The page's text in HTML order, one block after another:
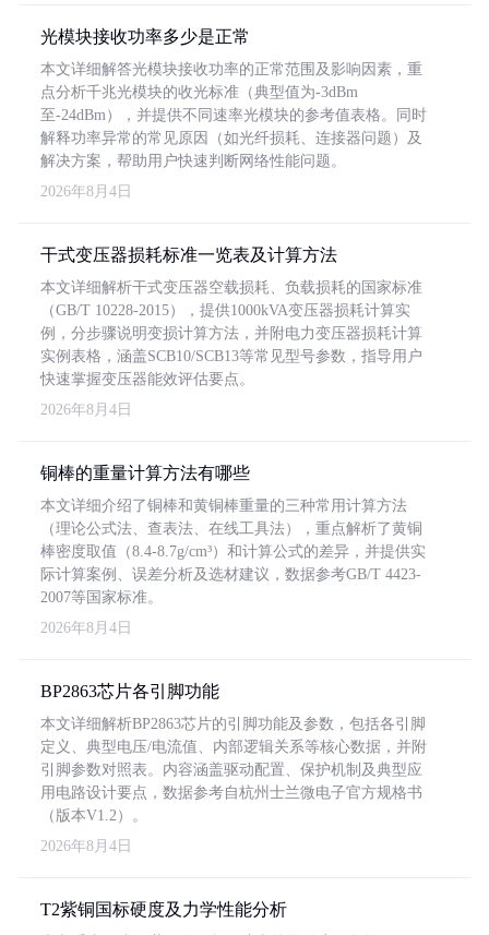
光模块接收功率多少是正常
本文详细解答光模块接收功率的正常范围及影响因素，重
点分析千兆光模块的收光标准（典型值为-3dBm
至-24dBm），并提供不同速率光模块的参考值表格。同时
解释功率异常的常见原因（如光纤损耗、连接器问题）及
解决方案，帮助用户快速判断网络性能问题。
2026年8月4日
干式变压器损耗标准一览表及计算方法
本文详细解析干式变压器空载损耗、负载损耗的国家标准
（GB/T 10228-2015），提供1000kVA变压器损耗计算实
例，分步骤说明变损计算方法，并附电力变压器损耗计算
实例表格，涵盖SCB10/SCB13等常见型号参数，指导用户
快速掌握变压器能效评估要点。
2026年8月4日
铜棒的重量计算方法有哪些
本文详细介绍了铜棒和黄铜棒重量的三种常用计算方法
（理论公式法、查表法、在线工具法），重点解析了黄铜
棒密度取值（8.4-8.7g/cm³）和计算公式的差异，并提供实
际计算案例、误差分析及选材建议，数据参考GB/T 4423-
2007等国家标准。
2026年8月4日
BP2863芯片各引脚功能
本文详细解析BP2863芯片的引脚功能及参数，包括各引脚
定义、典型电压/电流值、内部逻辑关系等核心数据，并附
引脚参数对照表。内容涵盖驱动配置、保护机制及典型应
用电路设计要点，数据参考自杭州士兰微电子官方规格书
（版本V1.2）。
2026年8月4日
T2紫铜国标硬度及力学性能分析